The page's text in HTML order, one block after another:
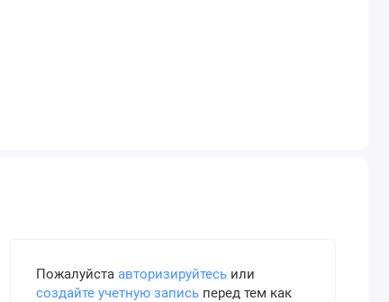
Пожалуйста авторизируйтесьили
создайте учетную записьперед тем как